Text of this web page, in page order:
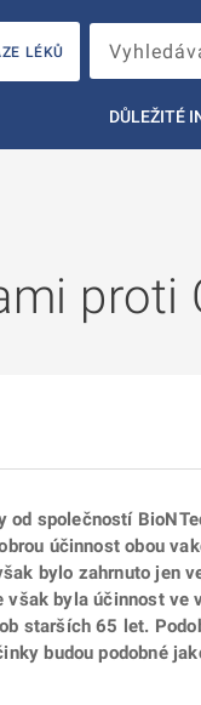
LÉKŮ
DŮLEŽITÉ
proti
od společností
účinnost obou
bylo zahrnuto jen
byla účinnost ve
starších 65 let.
budou podobné